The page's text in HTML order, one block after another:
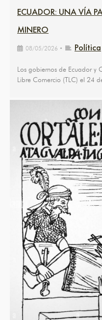
ECUADOR: UNA VÍA
MINERO
08/05/2026 • Política
Los gobiernos de Ecuador y
Libre Comercio (TLC) el 24